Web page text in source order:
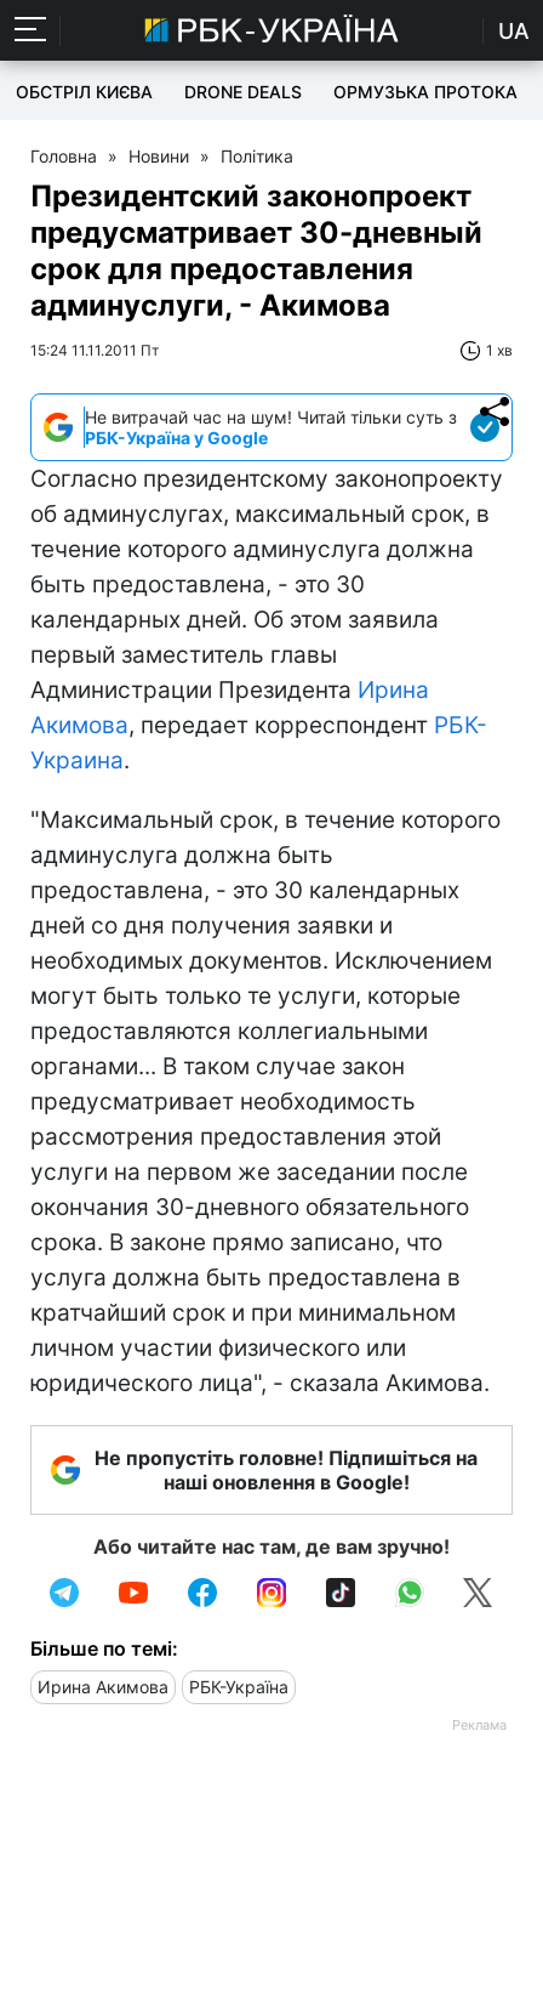
UA
ОБСТРІЛ КИЄВА DRONE DEALS ОРМУЗЬКА ПРОТОКА
Головна » Новини » Політика
Президентский законопроект
предусматривает 30-дневный
срок для предоставления
админуслуги, - Акимова
15:24 11.11.2011 Пт 1 хв
Не витрачай час на шум! Читай тільки суть з
РБК-Україна у Google
Согласно президентскому законопроекту
об админуслугах, максимальный срок, в
течение которого админуслуга должна
быть предоставлена, - это 30
календарных дней. Об этом заявила
первый заместитель главы
Администрации Президента Ирина
Акимова, передает корреспондент РБК-
Украина.
"Максимальный срок, в течение которого
админуслуга должна быть
предоставлена, - это 30 календарных
дней со дня получения заявки и
необходимых документов. Исключением
могут быть только те услуги, которые
предоставляются коллегиальными
органами... В таком случае закон
предусматривает необходимость
рассмотрения предоставления этой
услуги на первом же заседании после
окончания 30-дневного обязательного
срока. В законе прямо записано, что
услуга должна быть предоставлена в
кратчайший срок и при минимальном
личном участии физического или
юридического лица", - сказала Акимова.
Не пропустіть головне! Підпишіться на
наші оновлення в Google!
Або читайте нас там, де вам зручно!
Більше по темі:
Ирина Акимова РБК-Україна